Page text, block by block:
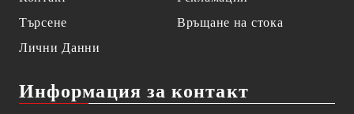
Търсене
Лични Данни
Връщане на стока
Информация за контакт